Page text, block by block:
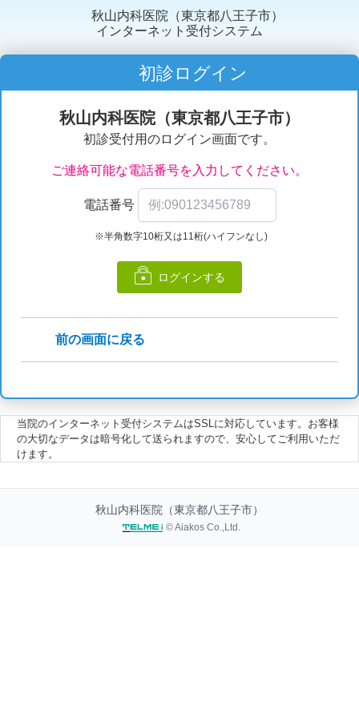
秋山内科医院（東京都八王子市）
インターネット受付システム
初診ログイン
秋山内科医院（東京都八王子市）
初診受付用のログイン画面です。
ご連絡可能な電話番号を入力してください。
電話番号
※半角数字10桁又は11桁(ハイフンなし)
ログインする
前の画面に戻る
当院のインターネット受付システムはSSLに対応しています。お客様
の大切なデータは暗号化して送られますので、安心してご利用いただ
けます。
秋山内科医院（東京都八王子市）
© Aiakos Co.,Ltd.